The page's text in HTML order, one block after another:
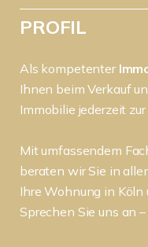
PROFIL
Als kompetenter
Ihnen beim Verkauf
Immobilie jederzeit zur
Mit umfassendem
beraten wir Sie in
Ihre Wohnung in
Sprechen Sie uns an